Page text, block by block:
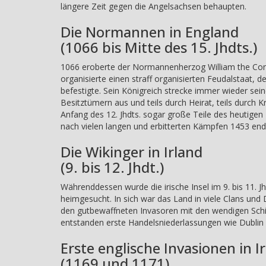
längere Zeit gegen die Angelsachsen behaupten.
Die Normannen in England
(1066 bis Mitte des 15. Jhdts.)
1066 eroberte der Normannenherzog William the
organisierte einen straff organisierten Feudalstaat,
befestigte. Sein Königreich strecke immer wieder
Besitztümern aus und teils durch Heirat, teils durch
Anfang des 12. Jhdts. sogar große Teile des
nach vielen langen und erbitterten Kämpfen 1453
Die Wikinger in Irland
(9. bis 12. Jhdt.)
Währenddessen wurde die irische Insel im 9. bis 11.
heimgesucht. In sich war das Land in viele Clans
den gutbewaffneten Invasoren mit den wendigen
entstanden erste Handelsniederlassungen wie
Erste englische Invasionen in